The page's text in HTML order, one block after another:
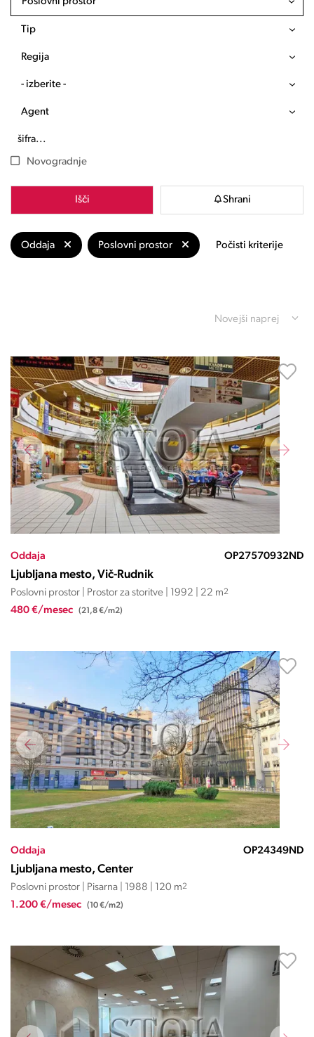
Tip
Regija
- izberite -
Agent
Novogradnje
Išči Shrani
Oddaja Poslovni prostor Počisti kriterije
Novejši naprej
Oddaja OP27570932ND
Ljubljana mesto, Vič-Rudnik
Poslovni prostor | Prostor za storitve | 1992 | 22 m2
480 €/mesec (21,8 €/m2)
Oddaja OP24349ND
Ljubljana mesto, Center
Poslovni prostor | Pisarna | 1988 | 120 m2
1.200 €/mesec (10 €/m2)